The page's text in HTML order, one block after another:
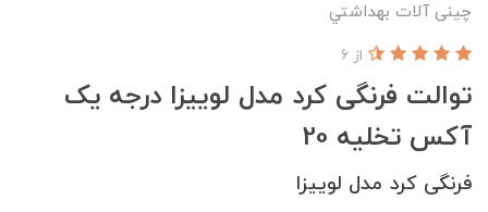
چینی آلات بهداشتي
توالت فرنگی کرد مدل لوییزا درجه یک
آکس تخلیه 20
از 6
فرنگی کرد مدل لوییزا